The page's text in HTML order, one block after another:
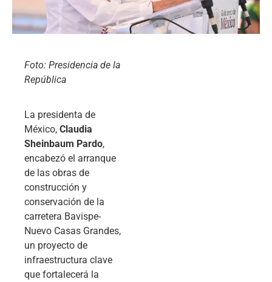
Foto: Presidencia de la
República
La presidenta de
México, Claudia
Sheinbaum Pardo,
encabezó el arranque
de las obras de
construcción y
conservación de la
carretera Bavispe-
Nuevo Casas Grandes,
un proyecto de
infraestructura clave
que fortalecerá la